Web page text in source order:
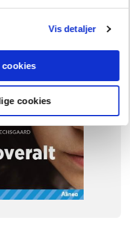
Vis detaljer
cookies